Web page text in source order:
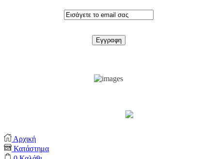
Αρχική
Κατάστημα